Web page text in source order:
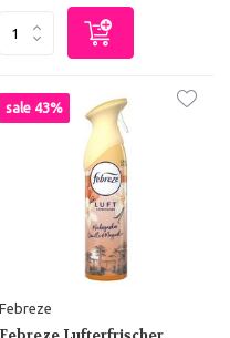
sale 43%
Febreze